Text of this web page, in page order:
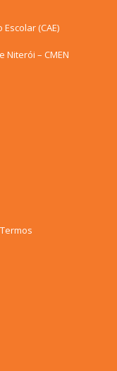
(CAE)
Niterói – CMEN